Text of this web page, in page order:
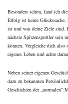
Besonders schön, fand ich
Erfolg ist keine
ist und was deine Ziele sind.
nächste Spitzensportler sein
können. Vergleiche dich also
eigenes Leben und achte
Neben seiner eigenen
dazu zu bekannten
Geschichten der „normalen“